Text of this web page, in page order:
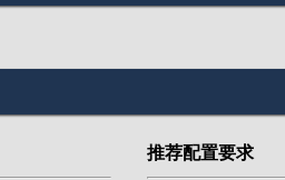
推荐配置要求